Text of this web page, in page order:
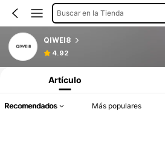
Buscar en la Tienda
QIWEI8
4.92
Artículo
Recomendados Más populares